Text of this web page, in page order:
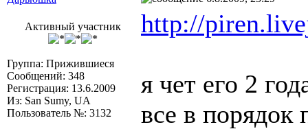
Активный участник
Группа: Прижившиеся
Сообщений: 348
Регистрация: 13.6.2009
Из: San Sumy, UA
Пользователь №: 3132
http://
я чет его 2
все в порядок